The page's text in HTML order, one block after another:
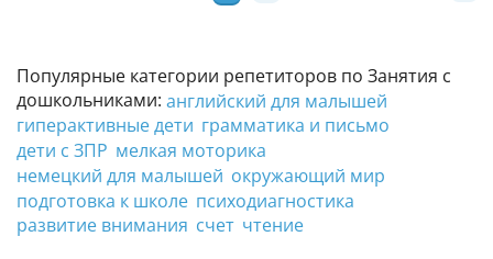
Популярные категории репетиторов по Занятия с
дошкольниками: английский для малышей
гиперактивные дети грамматика и письмо
дети с ЗПР мелкая моторика
немецкий для малышей окружающий мир
подготовка к школе психодиагностика
развитие внимания счет чтение